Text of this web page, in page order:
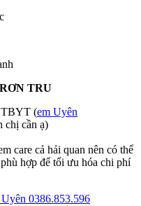
TRU
TBYT (em Uyên
chị cần ạ)
care cả hải quan nên có thể
hợp để tối ưu hóa chi phí
Uyên 0386.853.596